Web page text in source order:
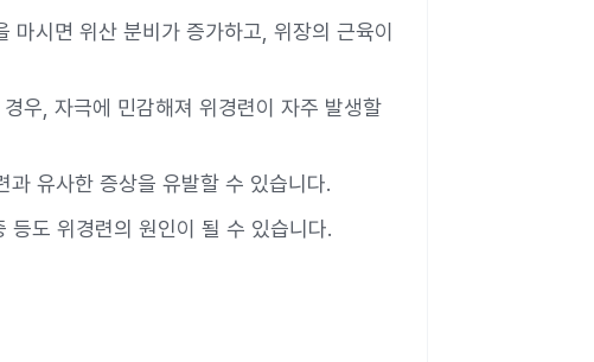
마시면 위산 분비가 증가하고, 위장의 근육이
우, 자극에 민감해져 위경련이 자주 발생할
과 유사한 증상을 유발할 수 있습니다.
등도 위경련의 원인이 될 수 있습니다.